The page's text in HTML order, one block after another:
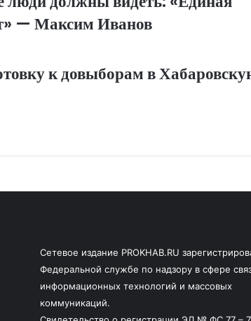
— Максим Иванов
к довыборам в
Сетевое издание PROKHAB.RU
Федеральной службе по надзору в сфере
информационных технологий и массовых
коммуникаций.